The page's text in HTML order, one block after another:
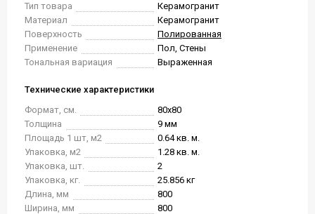
Тип товара
Керамогранит
Материал
Керамогранит
Поверхность
Полированная
Применение
Пол, Стены
Тональная вариация
Выраженная
Технические характеристики
Формат, см.
80x80
Толщина
9 мм
Площадь 1 шт, м2
0.64 кв. м.
Упаковка, м2
1.28 кв. м.
Упаковка, шт.
2
Упаковка, кг.
25.856 кг
Длина, мм
800
Ширина, мм
800